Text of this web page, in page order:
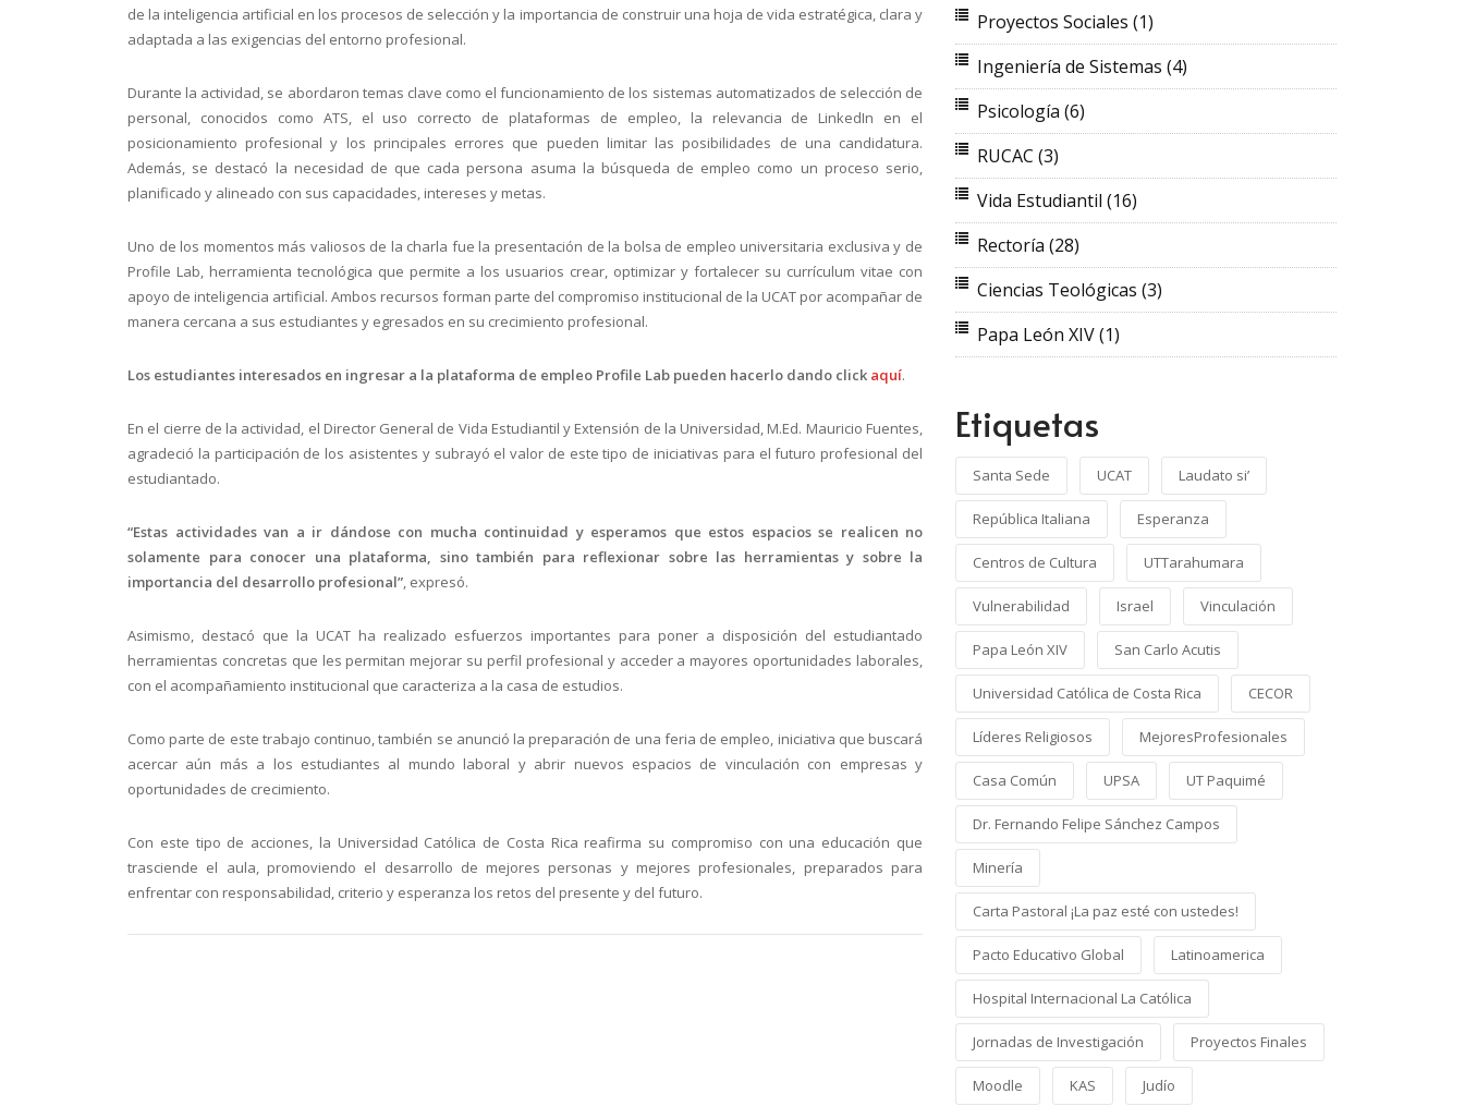
de la inteligencia artificial en los procesos de selección y la importancia de construir una hoja de vida estratégica, clara y
adaptada a las exigencias del entorno profesional.
Durante la actividad, se abordaron temas clave como el funcionamiento de los sistemas automatizados de selección de
personal, conocidos como ATS, el uso correcto de plataformas de empleo, la relevancia de LinkedIn en el
posicionamiento profesional y los principales errores que pueden limitar las posibilidades de una candidatura.
Además, se destacó la necesidad de que cada persona asuma la búsqueda de empleo como un proceso serio,
planificado y alineado con sus capacidades, intereses y metas.
Uno de los momentos más valiosos de la charla fue la presentación de la bolsa de empleo universitaria exclusiva y de
Profile Lab, herramienta tecnológica que permite a los usuarios crear, optimizar y fortalecer su currículum vitae con
apoyo de inteligencia artificial. Ambos recursos forman parte del compromiso institucional de la UCAT por acompañar de
manera cercana a sus estudiantes y egresados en su crecimiento profesional.
Los estudiantes interesados en ingresar a la plataforma de empleo Profile Lab pueden hacerlo dando click aquí.
En el cierre de la actividad, el Director General de Vida Estudiantil y Extensión de la Universidad, M.Ed. Mauricio Fuentes,
agradeció la participación de los asistentes y subrayó el valor de este tipo de iniciativas para el futuro profesional del
estudiantado.
“Estas actividades van a ir dándose con mucha continuidad y esperamos que estos espacios se realicen no
solamente para conocer una plataforma, sino también para reflexionar sobre las herramientas y sobre la
importancia del desarrollo profesional” , expresó.
Asimismo, destacó que la UCAT ha realizado esfuerzos importantes para poner a disposición del estudiantado
herramientas concretas que les permitan mejorar su perfil profesional y acceder a mayores oportunidades laborales,
con el acompañamiento institucional que caracteriza a la casa de estudios.
Como parte de este trabajo continuo, también se anunció la preparación de una feria de empleo, iniciativa que buscará
acercar aún más a los estudiantes al mundo laboral y abrir nuevos espacios de vinculación con empresas y
oportunidades de crecimiento.
Con este tipo de acciones, la Universidad Católica de Costa Rica reafirma su compromiso con una educación que
trasciende el aula, promoviendo el desarrollo de mejores personas y mejores profesionales, preparados para
enfrentar con responsabilidad, criterio y esperanza los retos del presente y del futuro.
Proyectos Sociales (1)
Ingeniería de Sistemas (4)
Psicología (6)
RUCAC (3)
Vida Estudiantil (16)
Rectoría (28)
Ciencias Teológicas (3)
Papa León XIV(1)
Etiquetas
Santa Sede UCAT Laudato si’
República Italiana Esperanza
Centros de Cultura UTTarahumara
Vulnerabilidad Israel Vinculación
Papa León XIV San Carlo Acutis
Universidad Católica de Costa Rica CECOR
Líderes Religiosos MejoresProfesionales
Casa Común UPSA UT Paquimé
Dr. Fernando Felipe Sánchez Campos
Minería
Carta Pastoral ¡La paz esté con ustedes!
Pacto Educativo Global Latinoamerica
Hospital Internacional La Católica
Jornadas de Investigación Proyectos Finales
Moodle KAS Judío